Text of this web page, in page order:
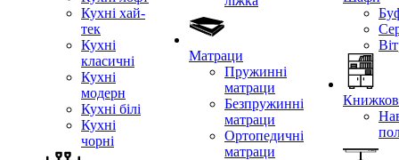
Кухні хай-
тек
Кухні
класичні
Кухні
модерн
Кухні білі
Кухні
чорні
Матраци
Пружинні
матраци
Безпружинні
матраци
Ортопедичні
матраци